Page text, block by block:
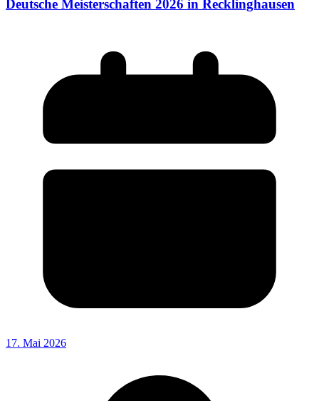
Deutsche Meisterschaften 2026 in Recklinghausen
17. Mai 2026